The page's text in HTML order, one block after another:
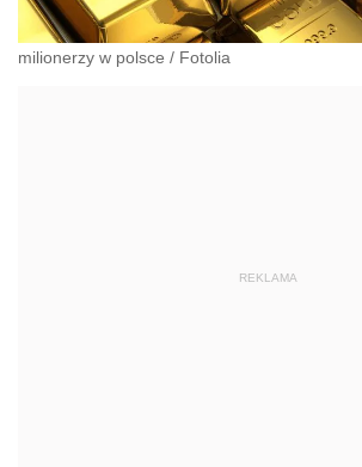
milionerzy w polsce / Fotolia